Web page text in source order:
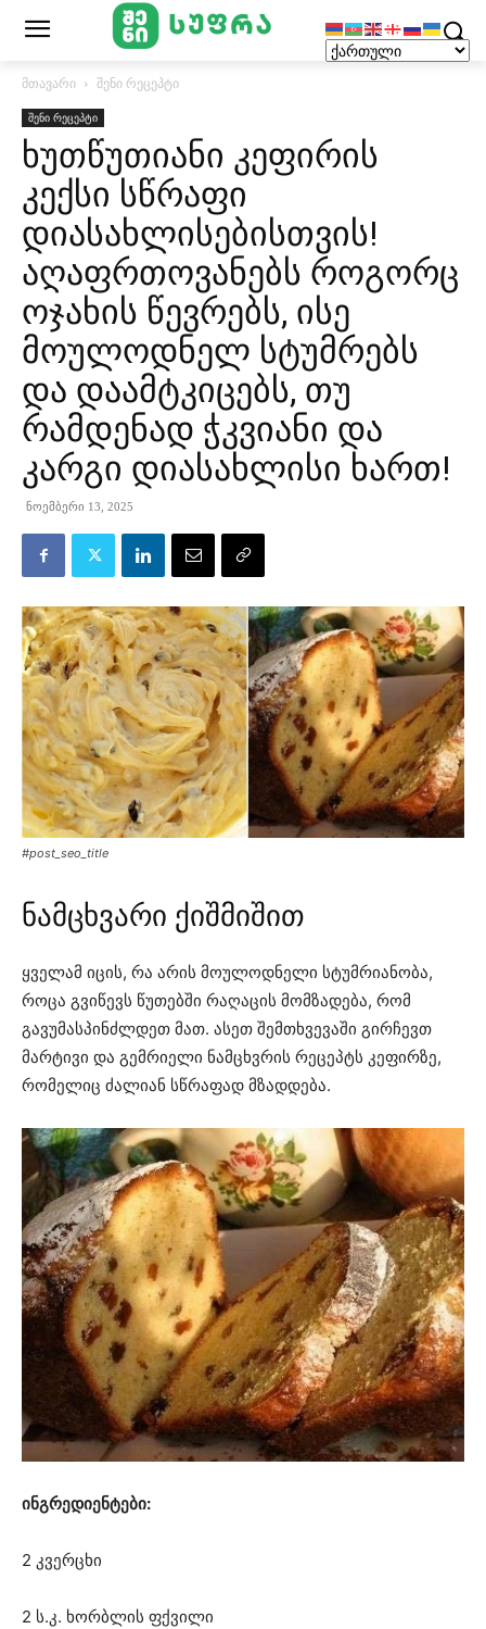
მთავარი შენი რეცეპტი
შენი რეცეპტი
ხუთწუთიანი კეფირის
კექსი სწრაფი
დიასახლისებისთვის!
აღაფრთოვანებს როგორც
ოჯახის წევრებს, ისე
მოულოდნელ სტუმრებს
და დაამტკიცებს, თუ
რამდენად ჭკვიანი და
კარგი დიასახლისი ხართ!
ნოემბერი 13, 2025
#post_seo_title
ნამცხვარი ქიშმიშით
ყველამ იცის, რა არის მოულოდნელი სტუმრიანობა,
როცა გვიწევს წუთებში რაღაცის მომზადება, რომ
გავუმასპინძლდეთ მათ. ასეთ შემთხვევაში გირჩევთ
მარტივი და გემრიელი ნამცხვრის რეცეპტს კეფირზე,
რომელიც ძალიან სწრაფად მზადდება.
ინგრედიენტები:
2 კვერცხი
2 ს.კ. ხორბლის ფქვილი